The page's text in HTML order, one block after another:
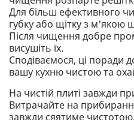
Для більш ефективного
губку або щітку з м'якою
Після чищення добре
висушіть їх.
Сподіваємося, ці поради
вашу кухню чистою та
На чистій плиті завжди
Витрачайте на
завжди сяятиме